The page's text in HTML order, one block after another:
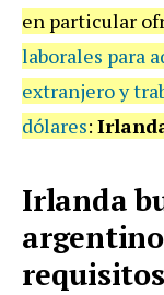
en particular
laborales para
extranjero y
dólares:
Irlanda
requisitos